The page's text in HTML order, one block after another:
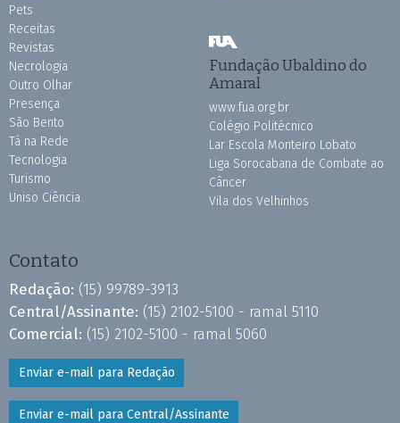
Pets
Receitas
Revistas
Necrologia
Outro Olhar
Presença
São Bento
Tá na Rede
Tecnologia
Turismo
Uniso Ciência
Fundação Ubaldino do
Amaral
www.fua.org.br
Colégio Politécnico
Lar Escola Monteiro Lobato
Liga Sorocabana de Combate ao
Câncer
Vila dos Velhinhos
Contato
Redação: (15) 99789-3913
Central/Assinante: (15) 2102-5100 - ramal 5110
Comercial: (15) 2102-5100 - ramal 5060
Enviar e-mail para Redação
Enviar e-mail para Central/Assinante